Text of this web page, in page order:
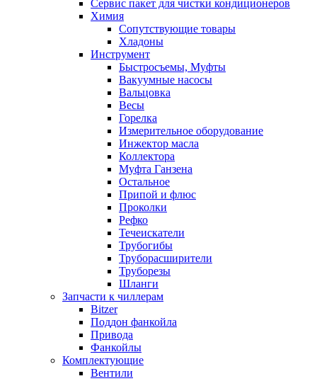
Сервис пакет для чистки кондиционеров
Химия
Сопутствующие товары
Хладоны
Инструмент
Быстросъемы, Муфты
Вакуумные насосы
Вальцовка
Весы
Горелка
Измерительное оборудование
Инжектор масла
Коллектора
Муфта Ганзена
Остальное
Припой и флюс
Проколки
Рефко
Течеискатели
Трубогибы
Труборасширители
Труборезы
Шланги
Запчасти к чиллерам
Bitzer
Поддон фанкойла
Привода
Фанкойлы
Комплектующие
Вентили